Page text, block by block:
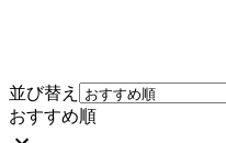
並び替え
おすすめ順